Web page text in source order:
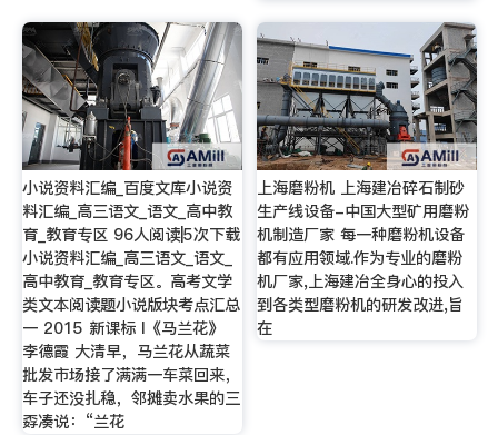
小说资料汇编_百度文库小说资
料汇编_高三语文_语文_高中教
育_教育专区 96人阅读|5次下载
小说资料汇编_高三语文_语文_
高中教育_教育专区。高考文学
类文本阅读题小说版块考点汇总
一 2015 新课标 I《马兰花》
李德霞 大清早，马兰花从蔬菜
批发市场接了满满一车菜回来，
车子还没扎稳，邻摊卖水果的三
孬凑说：“兰花
上海磨粉机 上海建冶碎石制砂
生产线设备-中国大型矿用磨粉
机制造厂家 每一种磨粉机设备
都有应用领域.作为专业的磨粉
机厂家,上海建冶全身心的投入
到各类型磨粉机的研发改进,旨
在